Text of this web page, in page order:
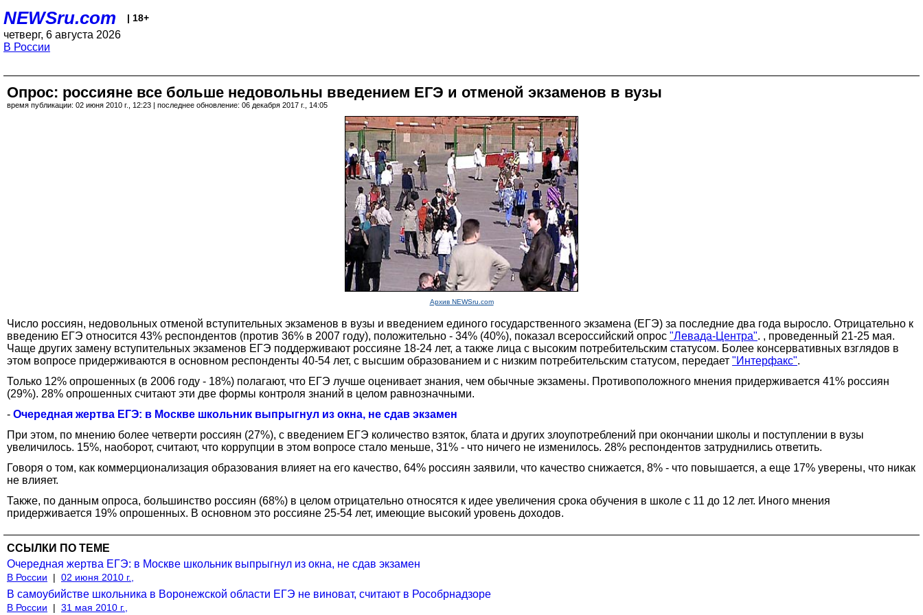
NEWSru.com | 18+
четверг, 6 августа 2026
В России
Опрос: россияне все больше недовольны введением ЕГЭ и отменой экзаменов в вузы
время публикации: 02 июня 2010 г., 12:23 | последнее обновление: 06 декабря 2017 г., 14:05
Архив NEWSru.com
Число россиян, недовольных отменой вступительных экзаменов в вузы и введением единого государственного экзамена (ЕГЭ) за последние два года выросло. Отрицательно к
введению ЕГЭ относится 43% респондентов (против 36% в 2007 году), положительно - 34% (40%), показал всероссийский опрос "Левада-Центра". , проведенный 21-25 мая.
Чаще других замену вступительных экзаменов ЕГЭ поддерживают россияне 18-24 лет, а также лица с высоким потребительским статусом. Более консервативных взглядов в
этом вопросе придерживаются в основном респонденты 40-54 лет, с высшим образованием и с низким потребительским статусом, передает "Интерфакс".
Только 12% опрошенных (в 2006 году - 18%) полагают, что ЕГЭ лучше оценивает знания, чем обычные экзамены. Противоположного мнения придерживается 41% россиян
(29%). 28% опрошенных считают эти две формы контроля знаний в целом равнозначными.
- Очередная жертва ЕГЭ: в Москве школьник выпрыгнул из окна, не сдав экзамен
При этом, по мнению более четверти россиян (27%), с введением ЕГЭ количество взяток, блата и других злоупотреблений при окончании школы и поступлении в вузы
увеличилось. 15%, наоборот, считают, что коррупции в этом вопросе стало меньше, 31% - что ничего не изменилось. 28% респондентов затруднились ответить.
Говоря о том, как коммерционализация образования влияет на его качество, 64% россиян заявили, что качество снижается, 8% - что повышается, а еще 17% уверены, что никак
не влияет.
Также, по данным опроса, большинство россиян (68%) в целом отрицательно относятся к идее увеличения срока обучения в школе с 11 до 12 лет. Иного мнения
придерживается 19% опрошенных. В основном это россияне 25-54 лет, имеющие высокий уровень доходов.
ССЫЛКИ ПО ТЕМЕ
Очередная жертва ЕГЭ: в Москве школьник выпрыгнул из окна, не сдав экзамен
В России | 02 июня 2010 г.,
В самоубийстве школьника в Воронежской области ЕГЭ не виноват, считают в Рособрнадзоре
В России | 31 мая 2010 г.,